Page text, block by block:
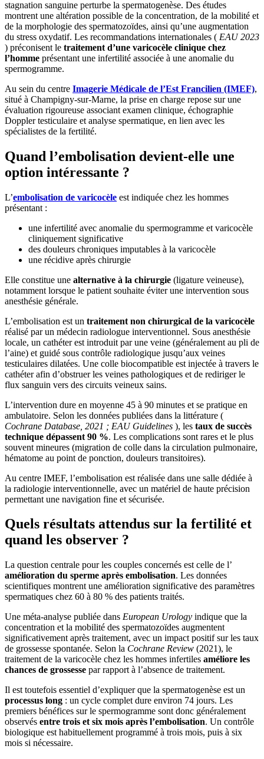
stagnation sanguine perturbe la spermatogenèse. Des études
montrent une altération possible de la concentration, de la mobilité et
de la morphologie des spermatozoïdes, ainsi qu’une augmentation
du stress oxydatif. Les recommandations internationales ( EAU 2023
) préconisent le traitement d’une varicocèle clinique chez
l’homme présentant une infertilité associée à une anomalie du
spermogramme.
Au sein du centre Imagerie Médicale de l’Est Francilien (IMEF),
situé à Champigny-sur-Marne, la prise en charge repose sur une
évaluation rigoureuse associant examen clinique, échographie
Doppler testiculaire et analyse spermatique, en lien avec les
spécialistes de la fertilité.
Quand l’embolisation devient-elle une
option intéressante ?
L’embolisation de varicocèle est indiquée chez les hommes
présentant :
une infertilité avec anomalie du spermogramme et varicocèle
cliniquement significative
des douleurs chroniques imputables à la varicocèle
une récidive après chirurgie
Elle constitue une alternative à la chirurgie (ligature veineuse),
notamment lorsque le patient souhaite éviter une intervention sous
anesthésie générale.
L’embolisation est un traitement non chirurgical de la varicocèle
réalisé par un médecin radiologue interventionnel. Sous anesthésie
locale, un cathéter est introduit par une veine (généralement au pli de
l’aine) et guidé sous contrôle radiologique jusqu’aux veines
testiculaires dilatées. Une colle biocompatible est injectée à travers le
cathéter afin d’obstruer les veines pathologiques et de rediriger le
flux sanguin vers des circuits veineux sains.
L’intervention dure en moyenne 45 à 90 minutes et se pratique en
ambulatoire. Selon les données publiées dans la littérature (
Cochrane Database, 2021 ; EAU Guidelines ), les taux de succès
technique dépassent 90 %. Les complications sont rares et le plus
souvent mineures (migration de colle dans la circulation pulmonaire,
hématome au point de ponction, douleurs transitoires).
Au centre IMEF, l’embolisation est réalisée dans une salle dédiée à
la radiologie interventionnelle, avec un matériel de haute précision
permettant une navigation fine et sécurisée.
Quels résultats attendus sur la fertilité et
quand les observer ?
La question centrale pour les couples concernés est celle de l’
amélioration du sperme après embolisation. Les données
scientifiques montrent une amélioration significative des paramètres
spermatiques chez 60 à 80 % des patients traités.
Une méta-analyse publiée dans European Urology indique que la
concentration et la mobilité des spermatozoïdes augmentent
significativement après traitement, avec un impact positif sur les taux
de grossesse spontanée. Selon la Cochrane Review (2021), le
traitement de la varicocèle chez les hommes infertiles améliore les
chances de grossesse par rapport à l’absence de traitement.
Il est toutefois essentiel d’expliquer que la spermatogenèse est un
processus long : un cycle complet dure environ 74 jours. Les
premiers bénéfices sur le spermogramme sont donc généralement
observés entre trois et six mois après l’embolisation. Un contrôle
biologique est habituellement programmé à trois mois, puis à six
mois si nécessaire.